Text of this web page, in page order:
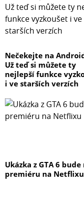
Nečekejte na
Už teď si můžete ty
nejlepší funkce
i ve starších verzích
Ukázka z GTA 6
premiéru na Netflixu